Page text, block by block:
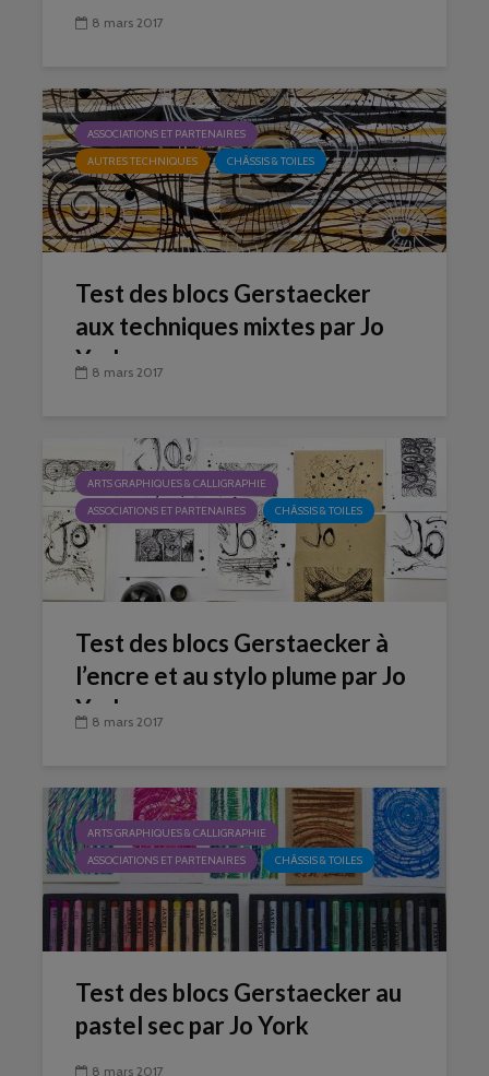
8 mars 2017
ASSOCIATIONS ET PARTENAIRES
AUTRES TECHNIQUES
CHÂSSIS & TOILES
Test des blocs Gerstaecker
aux techniques mixtes par Jo
York
8 mars 2017
ARTS GRAPHIQUES & CALLIGRAPHIE
ASSOCIATIONS ET PARTENAIRES
CHÂSSIS & TOILES
Test des blocs Gerstaecker à
l’encre et au stylo plume par Jo
York
8 mars 2017
ARTS GRAPHIQUES & CALLIGRAPHIE
ASSOCIATIONS ET PARTENAIRES
CHÂSSIS & TOILES
Test des blocs Gerstaecker au
pastel sec par Jo York
8 mars 2017